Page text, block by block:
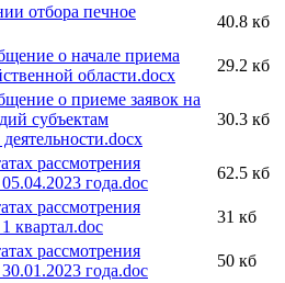
отбора печное
40.8 кб
о начале приема
области.docx
29.2 кб
о приеме заявок на
субъектам
30.3 кб
рассмотрения
года.doc
62.5 кб
рассмотрения
квартал.doc
31 кб
рассмотрения
года.doc
50 кб